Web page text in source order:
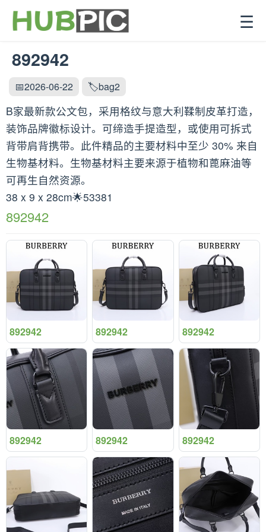
☰
892942
📅2026-06-22 🏷️bag2
B家最新款公文包，采用格纹与意大利鞣制皮革打造，
装饰品牌徽标设计。可缔造手提造型，或使用可拆式
背带肩背携带。此件精品的主要材料中至少 30% 来自
生物基材料。生物基材料主要来源于植物和蓖麻油等
可再生自然资源。
38 x 9 x 28cm🌟53381
892942
892942 892942 892942
892942 892942 892942